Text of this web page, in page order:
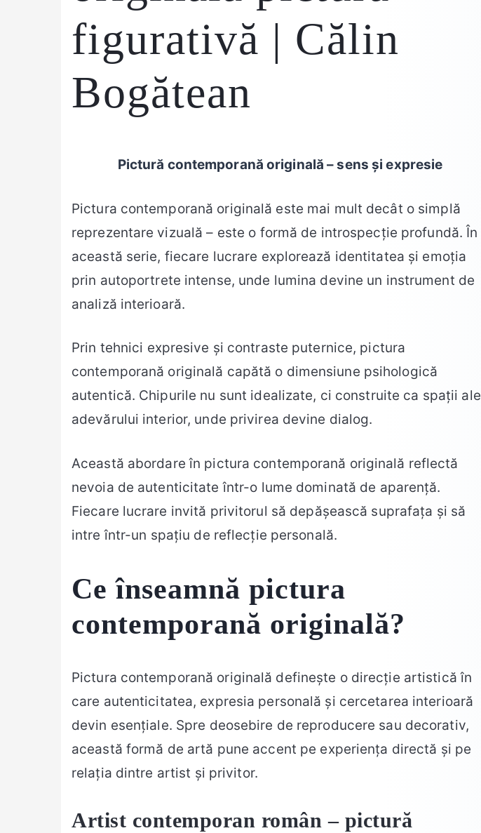
figurativă | Călin
Bogătean
Pictură contemporană originală – sens și expresie
Pictura contemporană originală este mai mult decât o simplă
reprezentare vizuală – este o formă de introspecție profundă. În
această serie, fiecare lucrare explorează identitatea și emoția
prin autoportrete intense, unde lumina devine un instrument de
analiză interioară.
Prin tehnici expresive și contraste puternice, pictura
contemporană originală capătă o dimensiune psihologică
autentică. Chipurile nu sunt idealizate, ci construite ca spații ale
adevărului interior, unde privirea devine dialog.
Această abordare în pictura contemporană originală reflectă
nevoia de autenticitate într-o lume dominată de aparență.
Fiecare lucrare invită privitorul să depășească suprafața și să
intre într-un spațiu de reflecție personală.
Ce înseamnă pictura
contemporană originală?
Pictura contemporană originală definește o direcție artistică în
care autenticitatea, expresia personală și cercetarea interioară
devin esențiale. Spre deosebire de reproducere sau decorativ,
această formă de artă pune accent pe experiența directă și pe
relația dintre artist și privitor.
Artist contemporan român – pictură